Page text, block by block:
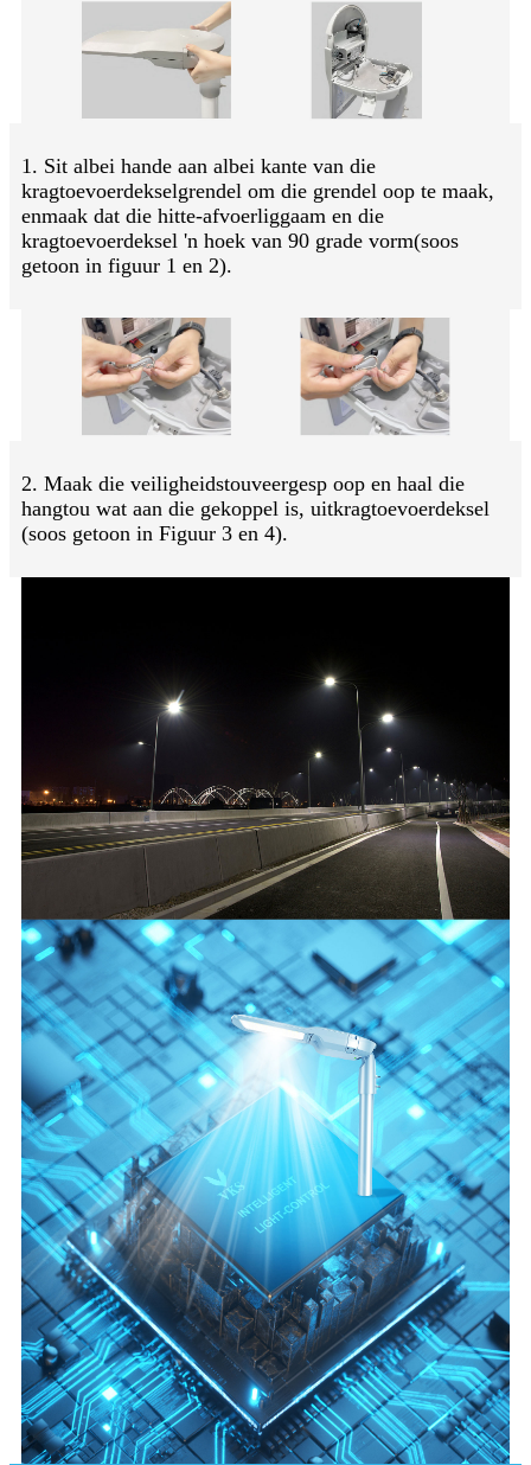
1. Sit albei hande aan albei kante van die
kragtoevoerdekselgrendel om die grendel oop te maak,
enmaak dat die hitte-afvoerliggaam en die
kragtoevoerdeksel 'n hoek van 90 grade vorm(soos
getoon in figuur 1 en 2).
2. Maak die veiligheidstouveergesp oop en haal die
hangtou wat aan die gekoppel is, uitkragtoevoerdeksel
(soos getoon in Figuur 3 en 4).